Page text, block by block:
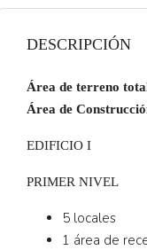
DESCRIPCIÓN
Área de terreno
Área de
EDIFICIO I
PRIMER NIVEL
5 locales
1 área de